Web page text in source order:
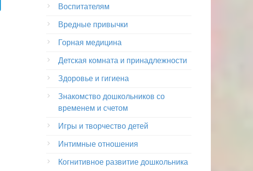
Воспитателям
Вредные привычки
Горная медицина
Детская комната и принадлежности
Здоровье и гигиена
Знакомство дошкольников со
временем и счетом
Игры и творчество детей
Интимные отношения
Когнитивное развитие дошкольника